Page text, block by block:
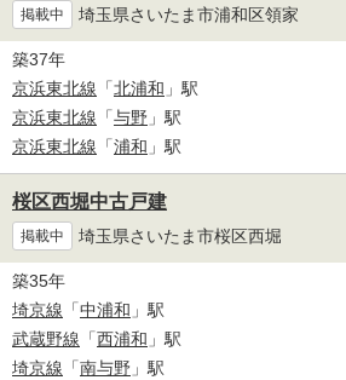
掲載中 埼玉県さいたま市浦和区領家
築37年
京浜東北線 「北浦和 」駅
京浜東北線 「与野 」駅
京浜東北線 「浦和 」駅
桜区西堀中古戸建
掲載中 埼玉県さいたま市桜区西堀
築35年
埼京線 「中浦和 」駅
武蔵野線 「西浦和 」駅
埼京線 「南与野 」駅